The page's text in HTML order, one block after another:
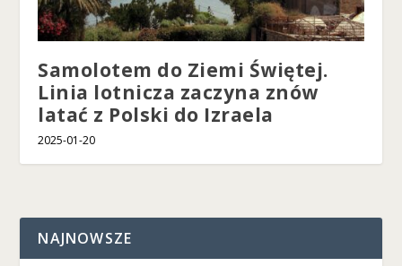
Samolotem do Ziemi Świętej.
Linia lotnicza zaczyna znów
latać z Polski do Izraela
2025-01-20
NAJNOWSZE